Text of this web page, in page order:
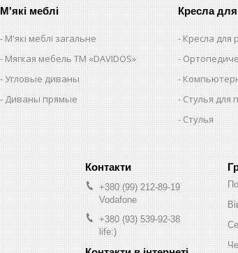
М'які меблі
М'які меблі загальне
Мягкая мебель ТМ «DAVIDOS»
Угловые диваны
Диваны прямые
Кресла
Кресла для
Стулья для
Стулья
+380 (99) 212-89-19
Vodafone
+380 (93) 539-92-38
life:)